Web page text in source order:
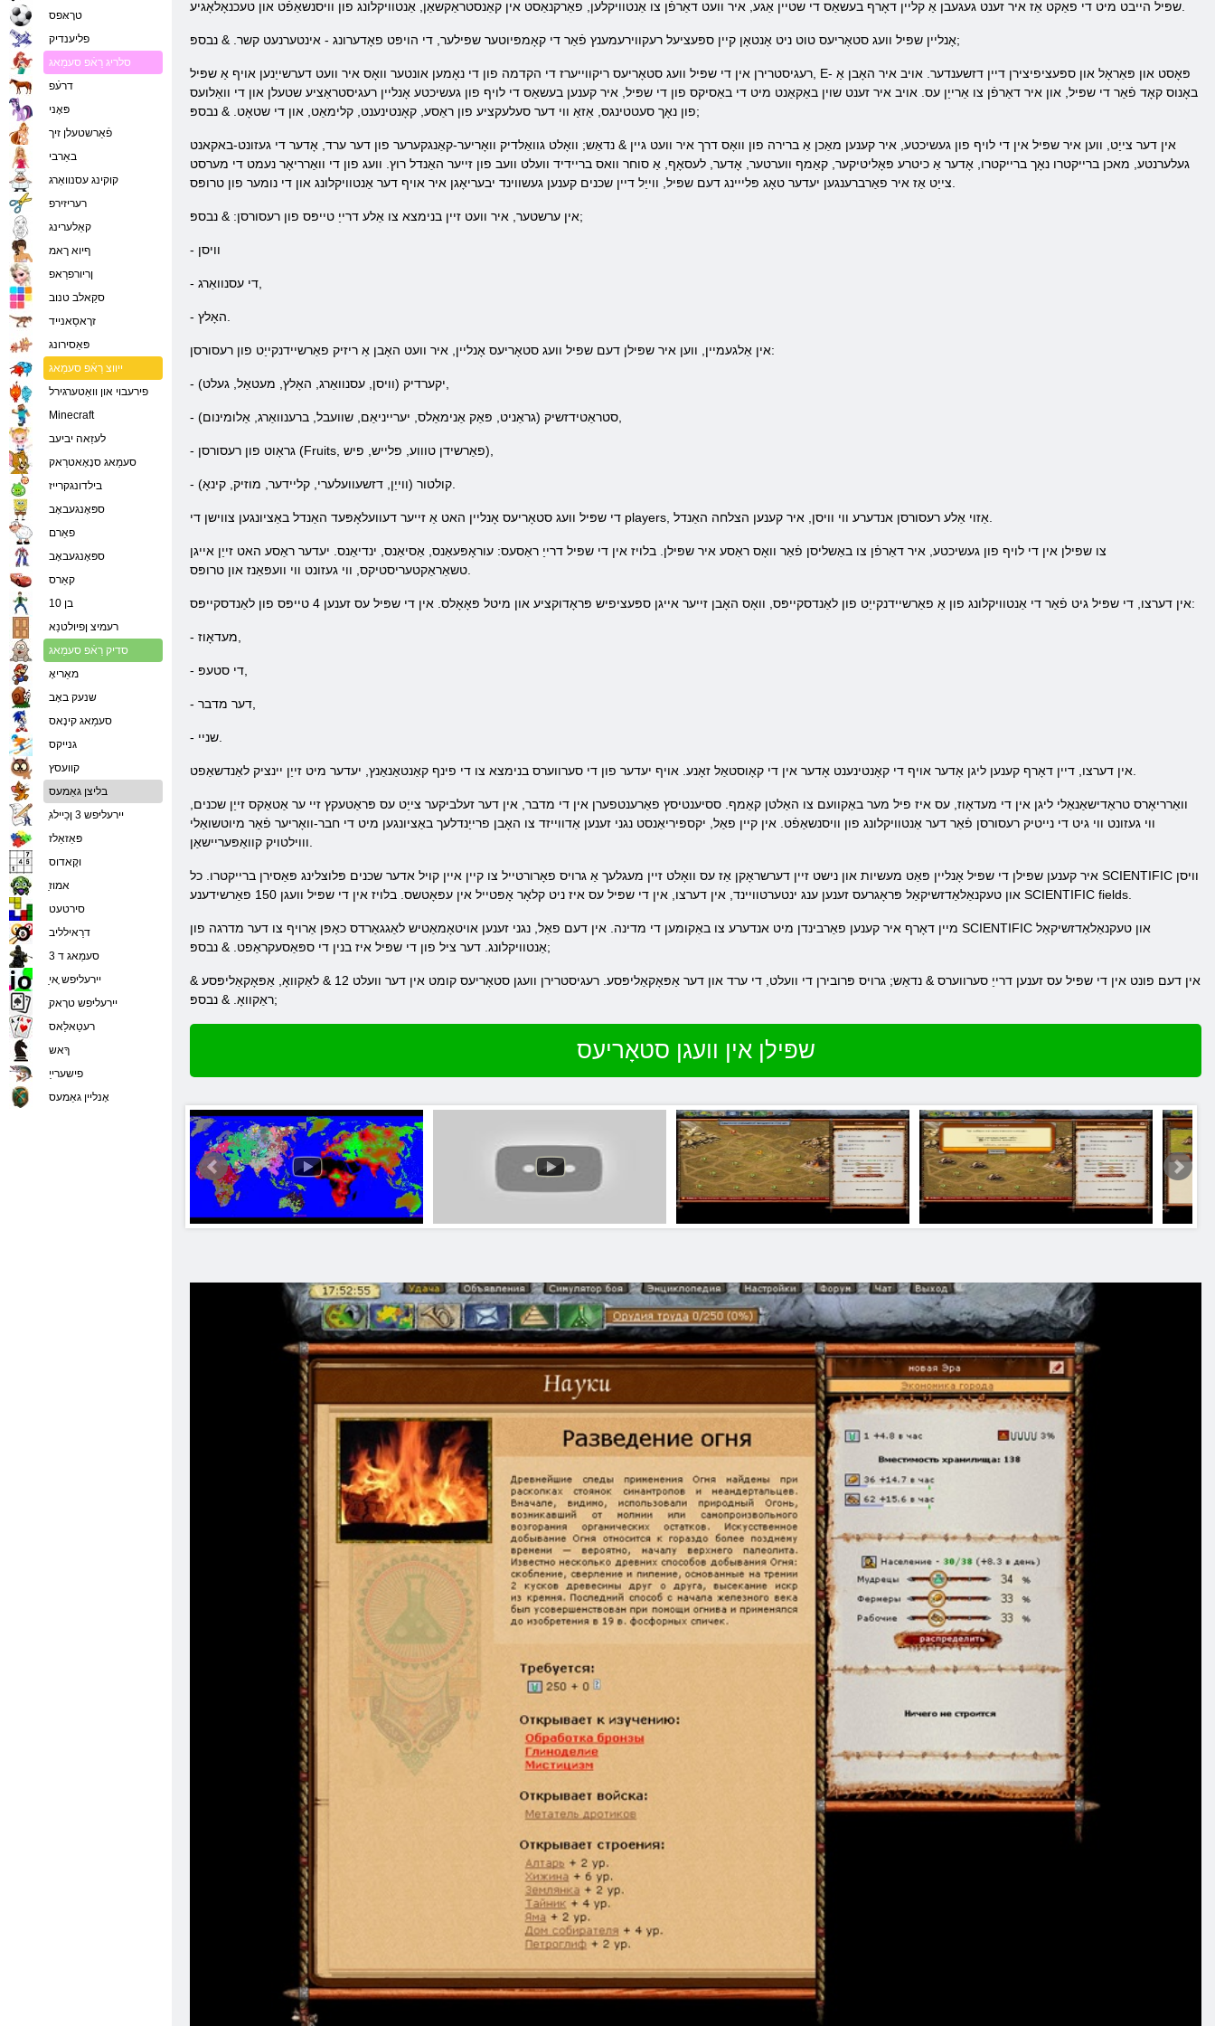
אָנליין שפּיל וועג סטאָריעס טוט ניט אָנטאָן קיין ספּעציעל רעקווירעמענץ פֿאַר די קאָמפּיוטער שפּילער, די הויפּט פאָדערונג - אינטערנעט קשר. & נבספּ;
רעגיסטרירן אין די שפּיל וועג סטאָריעס ריקווייערז די הקדמה פון די נאָמען אונטער וואָס איר וועט דערשייַנען אויף אַ שפּיל, E- פּאָסט און פּאַראָל און ספּעציפיצירן דיין דזשענדער. אויב איר האָבן אַ
באָנוס קאָד פֿאַר די שפּיל, און איר דאַרפֿן צו אַרייַן עס. אויב איר זענט שוין באַקאַנט מיט די באַסיקס פון די שפּיל, איר קענען בעשאַס די לויף פון געשיכטע אָנליין רעגיסטראַציע שטעלן און די וואַלועס
פון נאָך סעטטינגס, אַזאַ ווי דער סעלעקציע פון ​​ראַסע, קאָנטינענט, קלימאַט, און די שטאָט. & נבספּ;
אין דער צייַט, ווען איר שפּיל אין די לויף פון געשיכטע, איר קענען מאַכן אַ ברירה פון וואָס דרך איר וועט גיין & נדאַש; וואָלט גוואַלדיק וואָריער-קאַנגקערער פון דער ערד, אָדער די געזונט-באקאנט
געלערנטע, מאכן ברייקטרו נאָך ברייקטרו, אָדער אַ כיטרע פּאָליטיקער, קאַמף ווערטער, אָדער, לעסאָף, אַ סוחר וואס בריידיד וועלט וועב פון זייער האַנדל רוץ. וועג פון די וואַרריאָר נעמט די מערסט
אין ערשטער, איר וועט זיין בנימצא צו אַלע דרייַ טייפּס פון רעסורסן: & נבספּ;
- וויסן
אין אַלגעמיין, ווען איר שפּילן דעם שפּיל וועג סטאָריעס אָנליין, איר וועט האָבן אַ ריזיק פאַרשיידנקייַט פון רעסורסן:
- גראָוט פון רעסורסן (Fruits, פאַרשידן טוווע, פלייש, פיש),
צו שפּילן אין די לויף פון געשיכטע, איר דאַרפֿן צו באַשליסן פֿאַר וואָס ראַסע איר שפּילן. בלויז אין די שפּיל דרייַ ראַסעס: עוראָפּעאַנס, אַסיאַנס, ינדיאַנס. יעדער ראַסע האט זייַן אייגן
אין דערצו, די שפּיל גיט פֿאַר די אַנטוויקלונג פון אַ פאַרשיידנקייַט פון לאַנדסקייפּס, וואָס האָבן זייער אייגן ספּעציפיש פּראָדוקציע און מיטל פּאָאָלס. אין די שפּיל עס זענען 4 טייפּס פון לאַנדסקייפּס:
וואַרריאָרס טראַדישאַנאַלי ליגן אין די מעדאָוז, עס איז פיל מער באַקוועם צו האַלטן קאַמף. ססיענטיסץ פאַרענטפערן אין די מדבר, אין דער זעלביקער צייַט עס פּראַטעקץ זיי ער אַטאַקס זייַן שכנים,
ווי געזונט ווי גיט די נייטיק רעסורסן פֿאַר דער אַנטוויקלונג פון וויסנשאַפֿט. אין קיין פאַל, יקספּיריאַנסט נגני זענען אַדווייזד צו האָבן פרייַנדלעך באַציונגען מיט די חבר-וואָריער פֿאַר מיוטשואַלי
איר קענען שפּילן די שפּיל אָנליין פּאַט מעשיות און נישט זיין דערשראָקן אַז עס וואָלט זיין מעגלעך אַ גרויס פאָרורטייל צו קיין איין קויל אדער שכנים פּלוצלינג פּאַסירן ברייקטרו. כל SCIENTIFIC וויסן
און טעקנאַלאַדזשיקאַל פּראָגרעס זענען ענג ינטערטוויינד, אין דערצו, אין די שפּיל עס איז ניט קלאָר אָפּטייל אין עפּאָטשס. בלויז אין די שפּיל וועגן 150 פאַרשידענע SCIENTIFIC fields.
מיין דאָרף איר קענען פאַרבינדן מיט אנדערע צו באַקומען די מדינה. אין דעם פאַל, נגני זענען אויטאָמאַטיש לאַגגאַרדס כאַפּן אַרויף צו דער מדרגה פון SCIENTIFIC און טעקנאַלאַדזשיקאַל
אַנטוויקלונג. דער ציל פון די שפּיל איז בנין די ספּאַסעקראַפט. & נבספּ;
אין דעם פונט אין די שפּיל עס זענען דרייַ סערווערס & נדאַש; גרויס פּרובירן די וועלט, די ערד און דער אַפּאָקאַליפּסע. רעגיסטרירן וועגן סטאָריעס קומט אין דער וועלט 12 & לאַקוואָ, אַפּאָקאַליפּסע &
ראַקוואָ. & נבספּ;
שפּילן אין וועגן סטאָריעס
טרָאּפס
פליענדיק
סלריג רַאֿפ סעמַאג
דרעֿפ
פּאָני
פֿאַרשטעלן זיך
באַרבי
קוקינג עסנוואַרג
רעריזירפ
קאַלערינג
ףיוא ךאמ
ןריורפרַאפ
סקַאלב טנוב
זרָאסַאנייד
פּאַסירונג
ייווצ רַאֿפ סעמַאג
פירעבוי און וואַטערגירל
Minecraft
לעזַאה יביעב
סעמַאג סנָאָאטרַאק
בילדונגקרייז
ספּאָנגעבאָב
פאַרם
ספּאָנגעבאָב
קאַרס
בן 10
רעמיצ ןפיולטנַא
סדיק רַאֿפ סעמַאג
מאַריאָ
שנעק באָב
סעמַאג קינָאס
גנייקס
קוועסץ
בליצן גאַמעס
ַיירעליּפש 3 ןכַיילג
פּאַזאַלז
וקָאדוס
ַאמוז
סירטעט
דרַאילליב
סעמַאג ד 3
ַיירעליּפש ָאי
ַיירעליּפש טרָאק
רעטַאלַאס
ךָאש
פישערייַ
אָנליין גאַמעס